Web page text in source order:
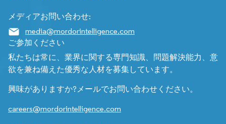
メディアお問い合わせ:
media@mordorintelligence.com
ご参加ください
私たちは常に、業界に関する専門知識、問題解決能力、意
欲を兼ね備えた優秀な人材を募集しています。
興味がありますか?メールでお問い合わせください。
careers@mordorintelligence.com